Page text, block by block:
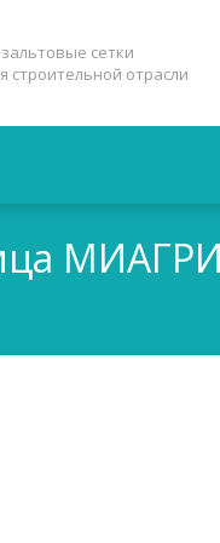
сетки
строительной отрасли